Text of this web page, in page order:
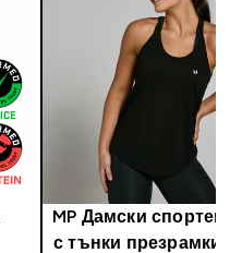
MP Дамски спортен
с тънки презрамки -